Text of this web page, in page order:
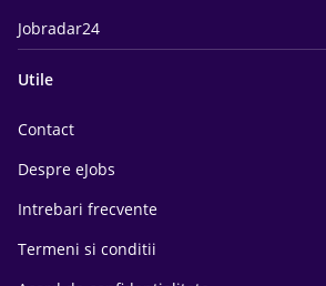
Jobradar24
Utile
Contact
Despre eJobs
Intrebari frecvente
Termeni si conditii